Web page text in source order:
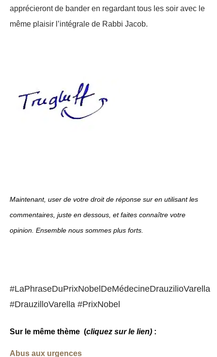
apprécieront de bander en regardant tous les soir avec le
même plaisir l’intégrale de Rabbi Jacob.
Maintenant, user de votre droit de réponse sur en utilisant les
commentaires, juste en dessous, et faites connaître votre
opinion. Ensemble nous sommes plus forts.
#LaPhraseDuPrixNobelDeMédecineDrauzilioVarella
#DrauzilloVarella #PrixNobel
Sur le même thème (cliquez sur le lien) :
Abus aux urgences